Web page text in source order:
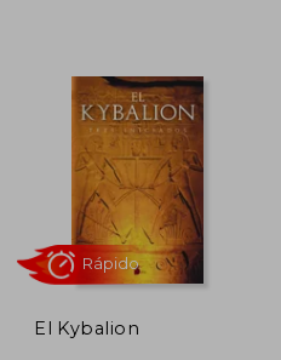
dcto.
El Kybalion